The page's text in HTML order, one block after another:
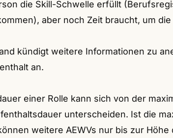
die Skill-Schwelle erfüllt
aber noch Zeit braucht, um
kündigt weitere Informationen zu
an.
einer Rolle kann sich von der
unterscheiden. Ist die
weitere AEWVs nur bis zur Höhe